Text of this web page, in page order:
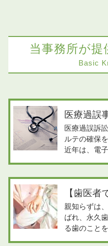
当事務所が提
Basic
医療過誤
医療過誤訴
ルテの確保
近年は、電
【歯医者
親知らずは
ばれ、永久
る歯のこと